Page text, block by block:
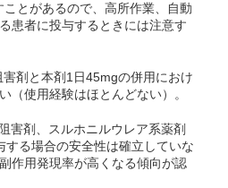
とがあるので、高所作業、自動
患者に投与するときには注意す
剤と本剤1日45mgの併用におけ
（使用経験はほとんどない）。
害剤、スルホニルウレア系薬剤
する場合の安全性は確立していな
作用発現率が高くなる傾向が認